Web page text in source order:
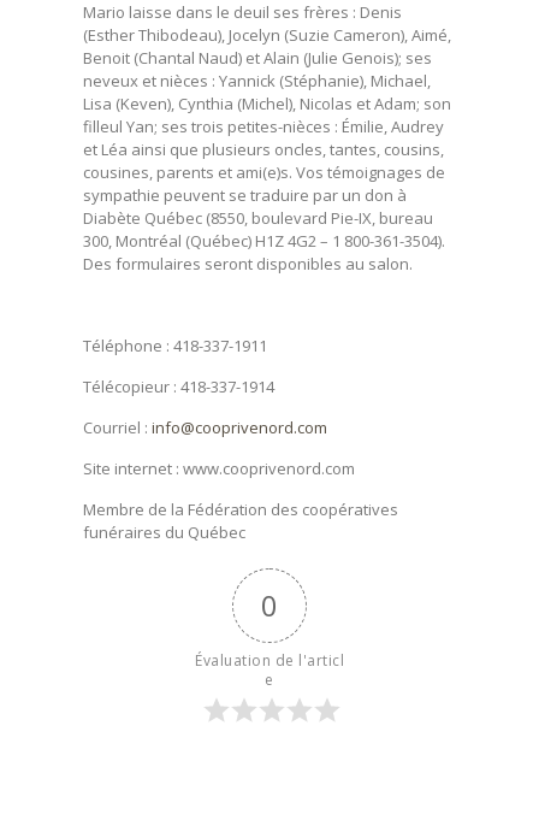
Mario laisse dans le deuil ses frères : Denis
(Esther Thibodeau), Jocelyn (Suzie Cameron), Aimé,
Benoit (Chantal Naud) et Alain (Julie Genois); ses
neveux et nièces : Yannick (Stéphanie), Michael,
Lisa (Keven), Cynthia (Michel), Nicolas et Adam; son
filleul Yan; ses trois petites-nièces : Émilie, Audrey
et Léa ainsi que plusieurs oncles, tantes, cousins,
cousines, parents et ami(e)s. Vos témoignages de
sympathie peuvent se traduire par un don à
Diabète Québec (8550, boulevard Pie-IX, bureau
300, Montréal (Québec) H1Z 4G2 – 1 800-361-3504).
Des formulaires seront disponibles au salon.
Téléphone : 418-337-1911
Télécopieur : 418-337-1914
Courriel :info@cooprivenord.com
Site internet : www.cooprivenord.com
Membre de la Fédération des coopératives
funéraires du Québec
0
Évaluation de l'articl
e